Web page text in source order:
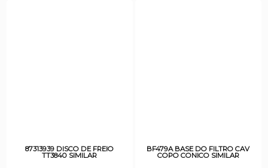
87313939 DISCO DE FREIO
TT3840 SIMILAR
BF479A BASE DO FILTRO CAV
COPO CONICO SIMILAR